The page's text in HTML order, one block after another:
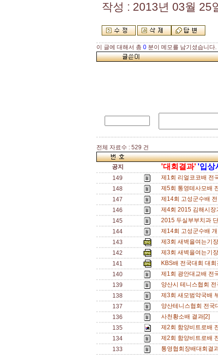
작성 : 2013년 03월 25
이 글에 대해서 총 0 분이 메모를 남기셨습니다.
전체 자료수 : 529 건
공지 '대회결과' '입상
149
제1회 리얼코코배 전
148
제5회 통영테사모배
147
제14회 고성군수배
146
제4회 2015 김해시
145
2015 두실부부치과
144
제14회 고성군수배
143
제3회 새벽을여는기
142
제3회 새벽을여는기
141
KBS배 전국대회 대
140
제1회 광안대교배 전
139
양산시 테니스협회
138
제3회 새모범약국배
137
양산테니스협회 전
136
사천황소배 결과[2]
135
제2회 함양비트로배
134
제2회 함양비트로배
133
통영협회장배대회결